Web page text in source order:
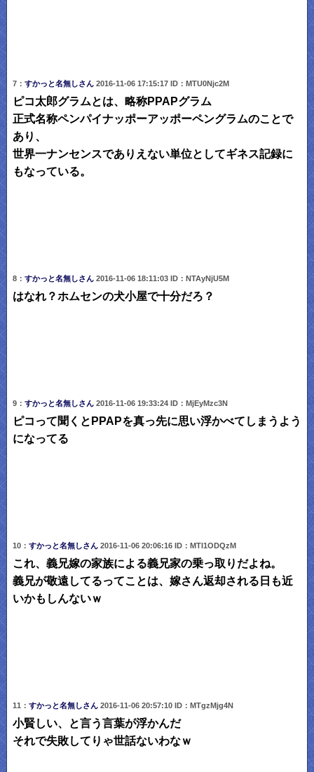
7： すかっと名無しさん 2016-11-06 17:15:17 ID：MTU0Njc2M
ピコ太郎グラムとは、略称PPAPグラム
正式名称ペンパイナッポーアッポーペングラムのことで
あり、
世界一ナンセンスでありえない単位としてギネス記録に
もなっている。
8： すかっと名無しさん 2016-11-06 18:11:03 ID：NTAyNjU5M
はなれ？ホムセンの犬小屋で十分だろ？
9： すかっと名無しさん 2016-11-06 19:33:24 ID：MjEyMzc3N
ピコって聞くとPPAPを真っ先に思い浮かべてしまうよう
になってる
10： すかっと名無しさん 2016-11-06 20:06:16 ID：MTI1ODQzM
これ、義兄嫁の家族による義兄家の乗っ取りだよね。
義兄が敬遠してるってことは、嫁さん返却される日も近
いかもしんないｗ
11： すかっと名無しさん 2016-11-06 20:57:10 ID：MTgzMjg4N
小賢しい、と言う言葉が浮かんだ
それで失敗してりゃ世話ないわなｗ